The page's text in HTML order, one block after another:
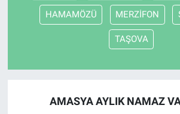
HAMAMÖZÜ MERZİFON
TAŞOVA
AMASYA AYLIK NAMAZ